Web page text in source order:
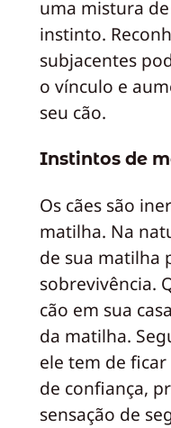
uma mistura
instinto.
subjacentes
o vínculo e
seu cão.
Instintos de
Os cães são
matilha. Na
de sua matilha
sobrevivência.
cão em sua
da matilha.
ele tem de
de confiança,
sensação de